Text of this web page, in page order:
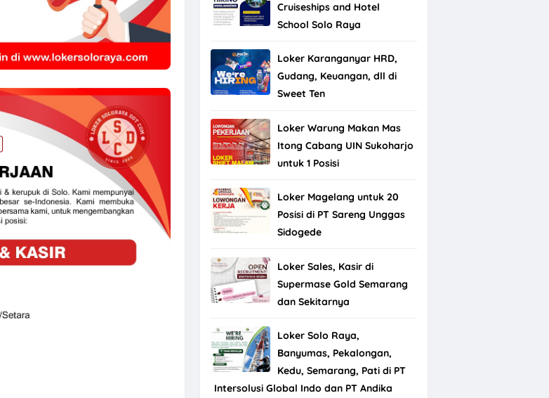
Cruiseships and Hotel
School Solo Raya
Loker Karanganyar HRD,
Gudang, Keuangan, dll di
Sweet Ten
Loker Warung Makan Mas
Itong Cabang UIN Sukoharjo
untuk 1 Posisi
Loker Magelang untuk 20
Posisi di PT Sareng Unggas
Sidogede
Loker Sales, Kasir di
Supermase Gold Semarang
dan Sekitarnya
Loker Solo Raya,
Banyumas, Pekalongan,
Kedu, Semarang, Pati di PT
Intersolusi Global Indo dan PT Andika